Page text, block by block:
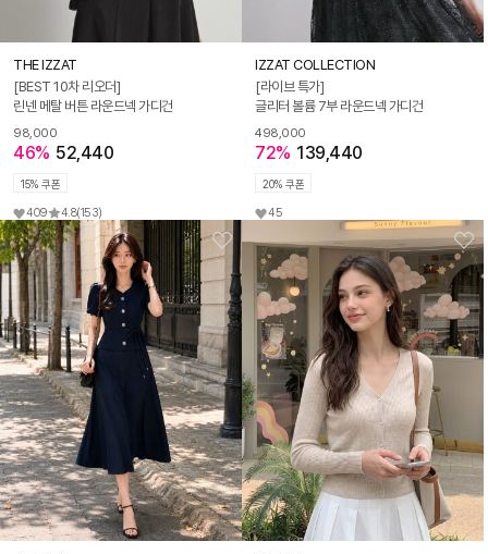
THE IZZAT
[BEST 10차 리오더]
린넨 메탈 버튼 라운드넥 가디건
98,000
46% 52,440
15% 쿠폰
409 4.8(153)
IZZAT COLLECTION
[라이브 특가]
글리터 볼륨 7부 라운드넥 가디건
498,000
72% 139,440
20% 쿠폰
45